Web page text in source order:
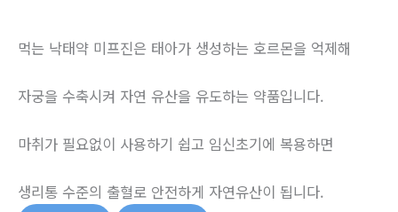
먹는 낙태약 미프진은 태아가 생성하는 호르몬을 억제해
자궁을 수축시켜 자연 유산을 유도하는 약품입니다.
마취가 필요없이 사용하기 쉽고 임신초기에 복용하면
생리통 수준의 출혈로 안전하게 자연유산이 됩니다.